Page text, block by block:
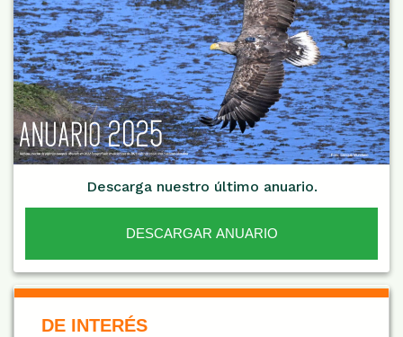
Descarga nuestro último anuario.
DESCARGAR ANUARIO
De Interés NARANJA
DE INTERÉS